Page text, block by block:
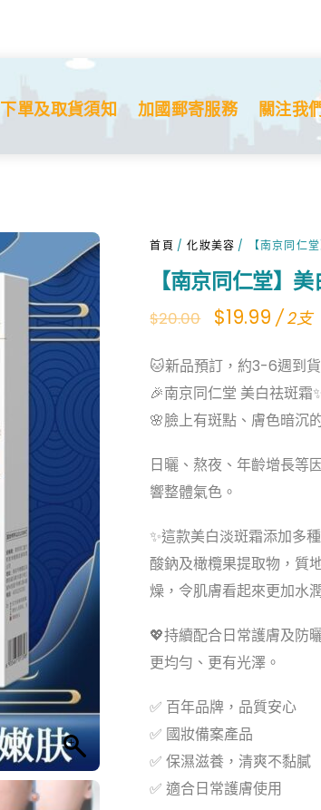
下單及取貨須知 加國郵寄服務 關注我
首頁 /化妝美容 / 【南京同仁
【南京同仁堂】
$20.00
Original
was:
$20.00.
$19.99
is:
/ 2支
🐱新品預訂，約3-6週到
🎉南京同仁堂 美白祛斑霜
🌸臉上有斑點、膚色暗沉
日曬、熬夜、年齡增長等
響整體氣色。
✨這款美白淡斑霜添加多
酸鈉及橄欖果提取物，質
燥，令肌膚看起來更加水
💖持續配合日常護膚及防
更均勻、更有光澤。
✅ 百年品牌，品質安心
✅ 國妝備案產品
✅ 保濕滋養，清爽不黏膩
✅ 適合日常護膚使用